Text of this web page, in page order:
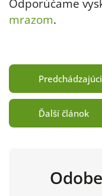
Odporúčame
mrazom.
Ďalší článok